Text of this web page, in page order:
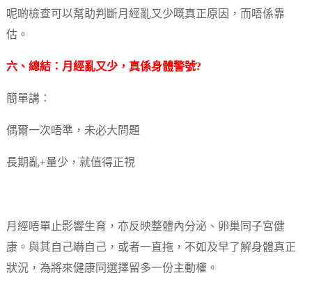
呢啲檢查可以幫助判斷月經亂又少嘅真正原因，而唔係靠
估。
六、總結：月經亂又少，真係身體警號?
簡單講：
偶爾一次唔準，未必大問題
長期亂+量少，就值得正視
月經唔單止影響生育，亦反映整體內分泌、卵巢同子宮健
康。與其自己嚇自己，或者一直拖，不如及早了解身體真正
狀況，為將來健康同選擇留多一份主動權。